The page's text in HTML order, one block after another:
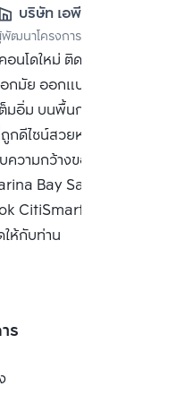
บริษัท เอพี (เอกมัย)
จำกัด
ฒนาโครงการ
นโดใหม่ ติดถนนเอกมัย
มัย ออกแบบมาเพื่อให้ผู้
อิ่ม บนพื้นกระจกใสที่
ดีไซน์สวยหรู แบบ
ามกว้างของอาคาร ให้
Bay Sands ซื้อ ขาย
CitiSmart ได้ทันที เพื่อ
ให้กับท่าน
ร